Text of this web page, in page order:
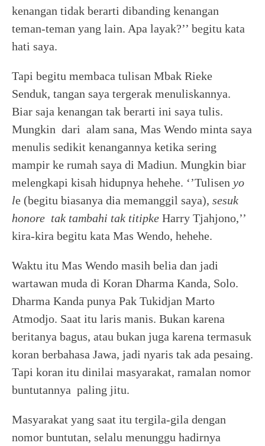
kenangan tidak berarti dibanding kenangan
teman-teman yang lain. Apa layak?’’ begitu kata
hati saya.
Tapi begitu membaca tulisan Mbak Rieke
Senduk, tangan saya tergerak menuliskannya.
Biar saja kenangan tak berarti ini saya tulis.
Mungkin dari alam sana, Mas Wendo minta saya
menulis sedikit kenangannya ketika sering
mampir ke rumah saya di Madiun. Mungkin biar
melengkapi kisah hidupnya hehehe. ‘’Tulisen yo
le (begitu biasanya dia memanggil saya), sesuk
honore tak tambahi tak titipke Harry Tjahjono,’’
kira-kira begitu kata Mas Wendo, hehehe.
Waktu itu Mas Wendo masih belia dan jadi
wartawan muda di Koran Dharma Kanda, Solo.
Dharma Kanda punya Pak Tukidjan Marto
Atmodjo. Saat itu laris manis. Bukan karena
beritanya bagus, atau bukan juga karena termasuk
koran berbahasa Jawa, jadi nyaris tak ada pesaing.
Tapi koran itu dinilai masyarakat, ramalan nomor
buntutannya paling jitu.
Masyarakat yang saat itu tergila-gila dengan
nomor buntutan, selalu menunggu hadirnya